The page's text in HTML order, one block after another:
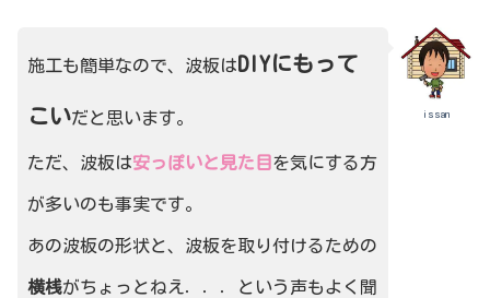
issan
施工も簡単なので、波板はDIYにもって
こいだと思います。
ただ、波板は安っぽいと見た目 を気にする方
が多いのも事実です。
あの波板の形状と、波板を取り付けるための
横桟がちょっとねえ．．．という声もよく聞